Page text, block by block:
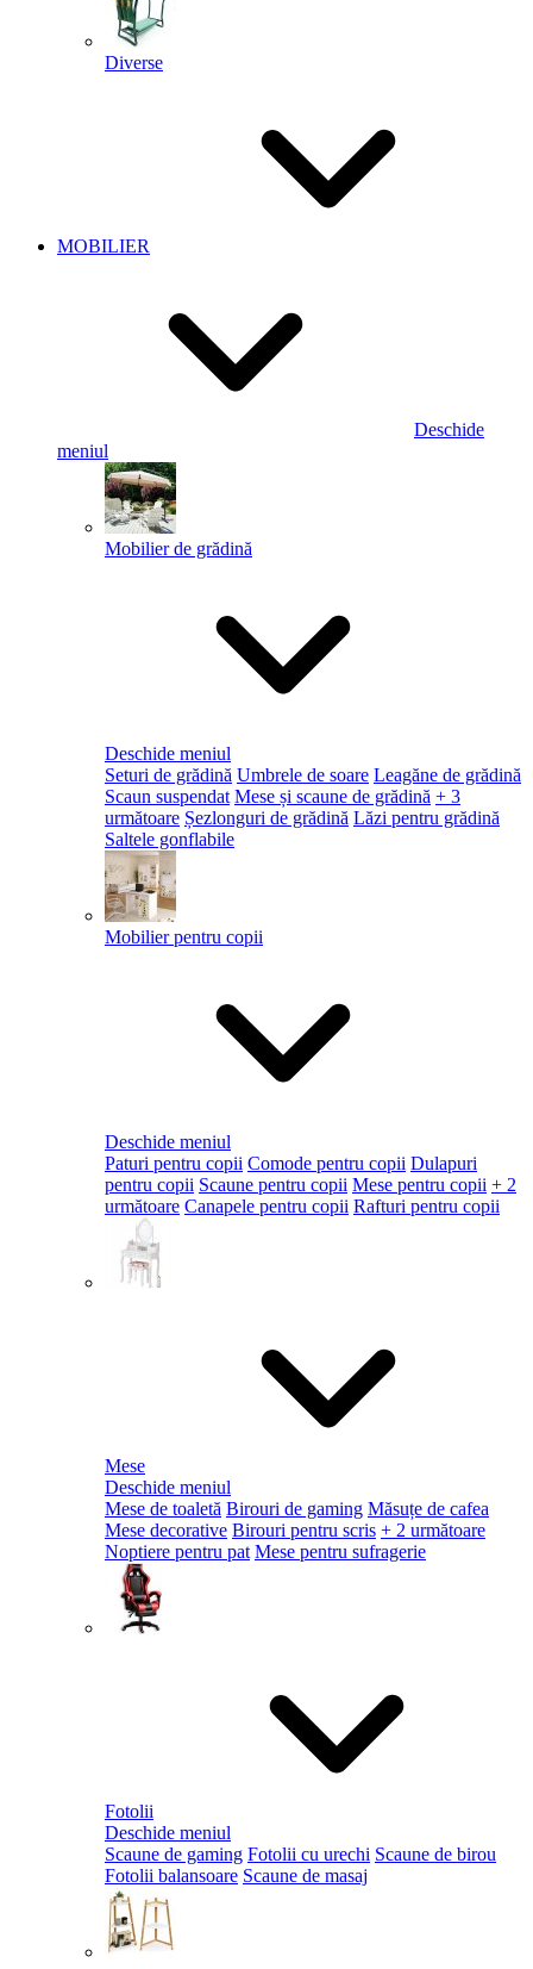
Diverse
MOBILIER
Deschide
meniul
Mobilier de grădină
Deschide meniul
Seturi de grădină Umbrele de soare Leagăne de grădină
Scaun suspendat Mese și scaune de grădină + 3
următoare Șezlonguri de grădină Lăzi pentru grădină
Saltele gonflabile
Mobilier pentru copii
Deschide meniul
Paturi pentru copii Comode pentru copii Dulapuri
pentru copii Scaune pentru copii Mese pentru copii + 2
următoare Canapele pentru copii Rafturi pentru copii
Mese
Deschide meniul
Mese de toaletă Birouri de gaming Măsuțe de cafea
Mese decorative Birouri pentru scris + 2 următoare
Noptiere pentru pat Mese pentru sufragerie
Fotolii
Deschide meniul
Scaune de gaming Fotolii cu urechi Scaune de birou
Fotolii balansoare Scaune de masaj